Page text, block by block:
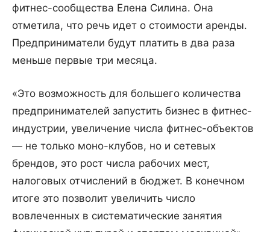
фитнес-сообщества Елена Силина. Она
отметила, что речь идет о стоимости аренды.
Предприниматели будут платить в два раза
меньше первые три месяца.
«Это возможность для большего количества
предпринимателей запустить бизнес в фитнес-
индустрии, увеличение числа фитнес-объектов
— не только моно-клубов, но и сетевых
брендов, это рост числа рабочих мест,
налоговых отчислений в бюджет. В конечном
итоге это позволит увеличить число
вовлеченных в систематические занятия